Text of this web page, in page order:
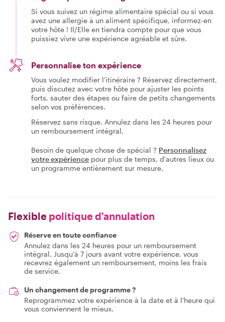
Si vous suivez un régime alimentaire spécial ou si vous
avez une allergie à un aliment spécifique, informez-en
votre hôte ! Il/Elle en tiendra compte pour que vous
puissiez vivre une expérience agréable et sûre.
Personnalise ton expérience
Vous voulez modifier l'itinéraire ? Réservez directement,
puis discutez avec votre hôte pour ajuster les points
forts, sauter des étapes ou faire de petits changements
selon vos préférences.
Réservez sans risque. Annulez dans les 24 heures pour
un remboursement intégral.
Besoin de quelque chose de spécial ? Personnalisez
votre expérience pour plus de temps, d'autres lieux ou
un programme entièrement sur mesure.
Flexible politique d'annulation
Réserve en toute confiance
Annulez dans les 24 heures pour un remboursement
intégral. Jusqu'à 7 jours avant votre expérience, vous
recevrez également un remboursement, moins les frais
de service.
Un changement de programme ?
Reprogrammez votre expérience à la date et à l'heure qui
vous conviennent le mieux.